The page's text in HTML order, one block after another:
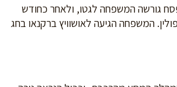
של פסח גורשה המשפחה לגטו, ולאחר כחודש
המשפחה הגיעה לאושוויץ ברקנאו בחג